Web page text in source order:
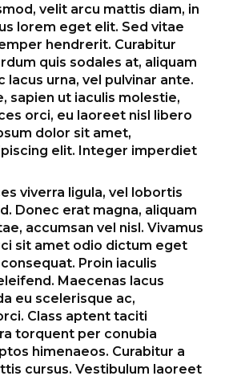
velit arcu mattis diam, in
lorem eget elit. Sed vitae
hendrerit. Curabitur
quis sodales at, aliquam
lacus urna, vel pulvinar ante.
sapien ut iaculis molestie,
orci, eu laoreet nisl libero
dolor sit amet,
elit. Integer imperdiet
viverra ligula, vel lobortis
Donec erat magna, aliquam
accumsan vel nisl. Vivamus
sit amet odio dictum eget
Proin iaculis
Maecenas lacus
eu scelerisque ac,
Class aptent taciti
torquent per conubia
himenaeos. Curabitur a
cursus. Vestibulum laoreet